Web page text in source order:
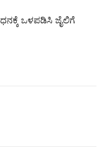
ಒಳಪಡಿಸಿ ಜೈಲಿಗೆ